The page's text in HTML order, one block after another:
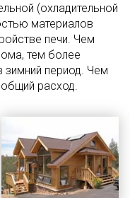
(охладительной
материалов
печи. Чем
тем более
зимний период. Чем
расход.